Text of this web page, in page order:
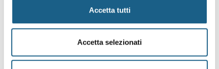
Accetta tutti
Accetta selezionati
E-MAIL
NOME